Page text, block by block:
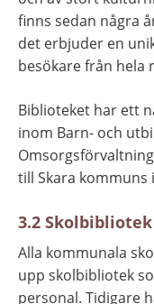
finns sedan några
det erbjuder en
besökare från hela
Biblioteket har ett
inom Barn- och
till Skara kommuns
3.2 Skolbibliotek
Alla kommunala
upp skolbibliotek
personal. Tidigare